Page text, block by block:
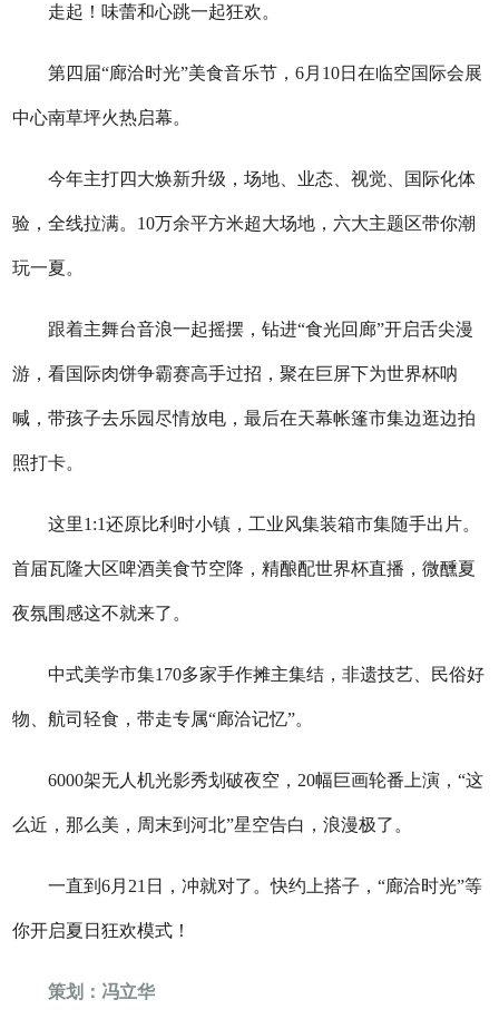
走起！味蕾和心跳一起狂欢。
第四届“廊洽时光”美食音乐节，6月10日在临空国际会展
中心南草坪火热启幕。
今年主打四大焕新升级，场地、业态、视觉、国际化体
验，全线拉满。10万余平方米超大场地，六大主题区带你潮
玩一夏。
跟着主舞台音浪一起摇摆，钻进“食光回廊”开启舌尖漫
游，看国际肉饼争霸赛高手过招，聚在巨屏下为世界杯呐
喊，带孩子去乐园尽情放电，最后在天幕帐篷市集边逛边拍
照打卡。
这里1:1还原比利时小镇，工业风集装箱市集随手出片。
首届瓦隆大区啤酒美食节空降，精酿配世界杯直播，微醺夏
夜氛围感这不就来了。
中式美学市集170多家手作摊主集结，非遗技艺、民俗好
物、航司轻食，带走专属“廊洽记忆”。
6000架无人机光影秀划破夜空，20幅巨画轮番上演，“这
么近，那么美，周末到河北”星空告白，浪漫极了。
一直到6月21日，冲就对了。快约上搭子，“廊洽时光”等
你开启夏日狂欢模式！
策划：冯立华